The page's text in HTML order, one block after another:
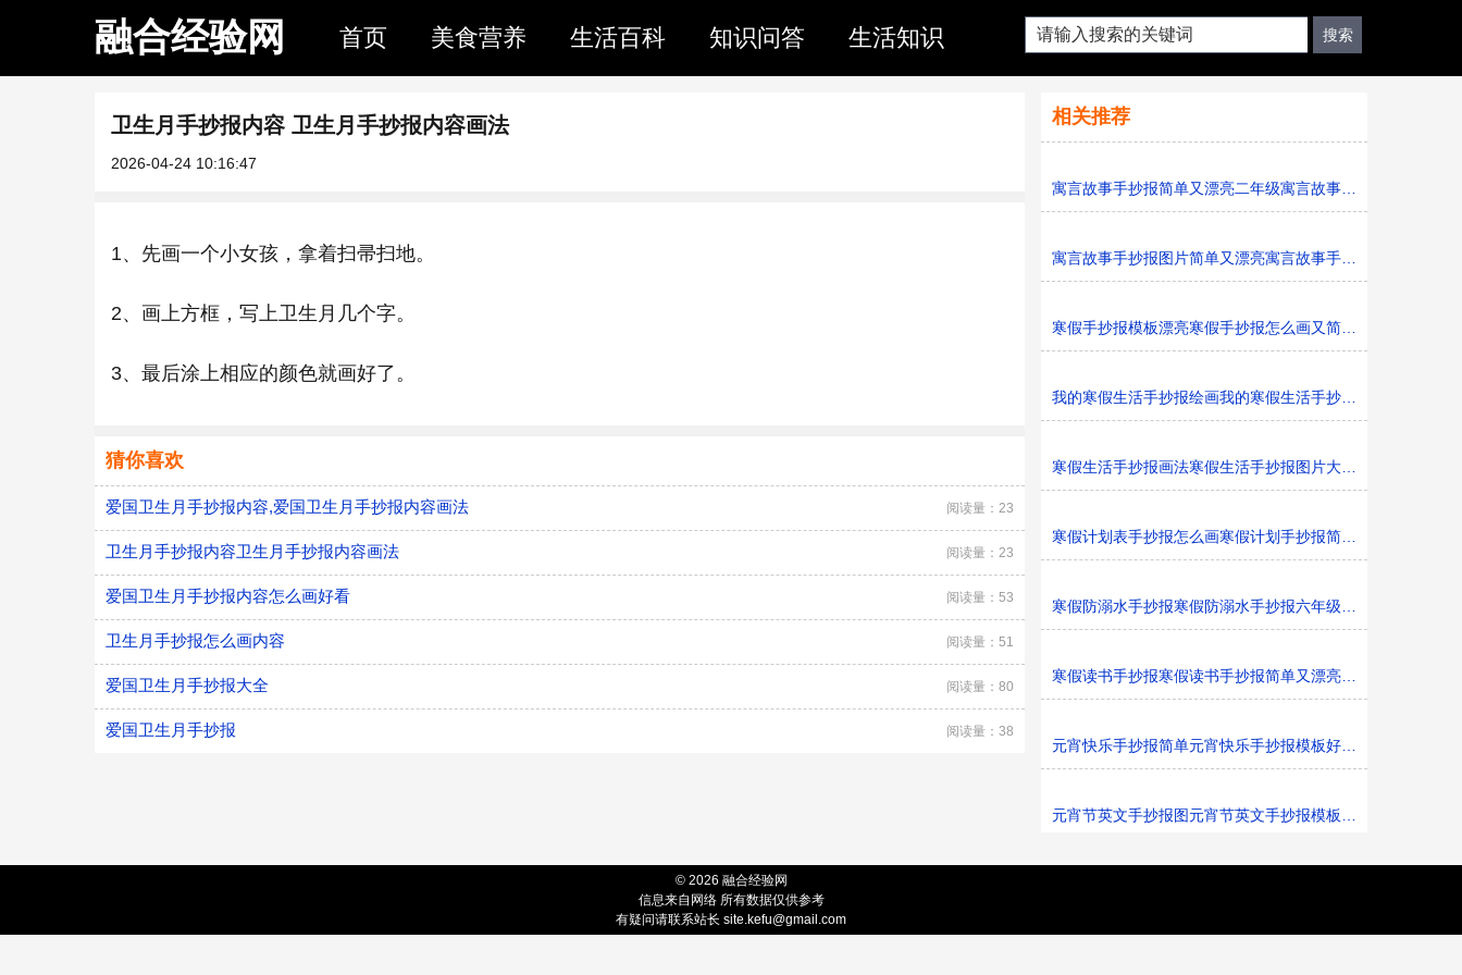
融合经验网 首页 美食营养 生活百科 知识问答 生活知识
卫生月手抄报内容 卫生月手抄报内容画法
2026-04-24 10:16:47
1、先画一个小女孩，拿着扫帚扫地。
2、画上方框，写上卫生月几个字。
3、最后涂上相应的颜色就画好了。
猜你喜欢
爱国卫生月手抄报内容,爱国卫生月手抄报内容画法 阅读量：23
卫生月手抄报内容卫生月手抄报内容画法 阅读量：23
爱国卫生月手抄报内容怎么画好看 阅读量：53
卫生月手抄报怎么画内容 阅读量：51
爱国卫生月手抄报大全 阅读量：80
爱国卫生月手抄报 阅读量：38
相关推荐
寓言故事手抄报简单又漂亮二年级寓言故事手抄报图片模板
寓言故事手抄报图片简单又漂亮寓言故事手抄报模板打印版
寒假手抄报模板漂亮寒假手抄报怎么画又简单又好看
我的寒假生活手抄报绘画我的寒假生活手抄报简单又好看黑
寒假生活手抄报画法寒假生活手抄报图片大全黑白线稿
寒假计划表手抄报怎么画寒假计划手抄报简单又漂亮黑白线稿
寒假防溺水手抄报寒假防溺水手抄报六年级黑白线稿
寒假读书手抄报寒假读书手抄报简单又漂亮黑白线稿
元宵快乐手抄报简单元宵快乐手抄报模板好看黑白线稿
元宵节英文手抄报图元宵节英文手抄报模板黑白线稿
© 2026 融合经验网
信息来自网络 所有数据仅供参考
有疑问请联系站长 site.kefu@gmail.com